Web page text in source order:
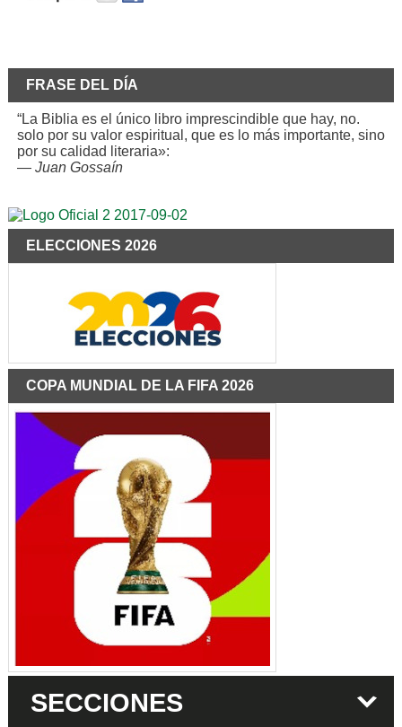
FRASE DEL DÍA
“La Biblia es el único libro imprescindible que hay, no.
solo por su valor espiritual, que es lo más importante, sino
por su calidad literaria»:
— Juan Gossaín
ELECCIONES 2026
COPA MUNDIAL DE LA FIFA 2026
SECCIONES